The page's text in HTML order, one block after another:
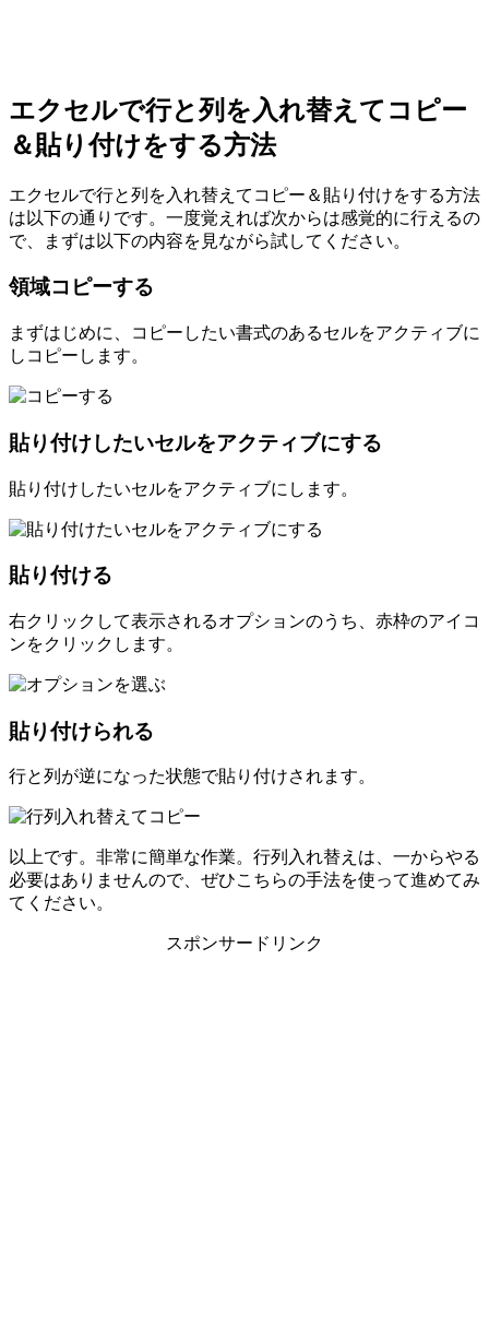
エクセルで行と列を入れ替えてコピー
＆貼り付けをする方法
エクセルで行と列を入れ替えてコピー＆貼り付けをする方法
は以下の通りです。一度覚えれば次からは感覚的に行えるの
で、まずは以下の内容を見ながら試してください。
領域コピーする
まずはじめに、コピーしたい書式のあるセルをアクティブに
しコピーします。
貼り付けしたいセルをアクティブにする
貼り付けしたいセルをアクティブにします。
貼り付ける
右クリックして表示されるオプションのうち、赤枠のアイコ
ンをクリックします。
貼り付けられる
行と列が逆になった状態で貼り付けされます。
以上です。非常に簡単な作業。行列入れ替えは、一からやる
必要はありませんので、ぜひこちらの手法を使って進めてみ
てください。
スポンサードリンク